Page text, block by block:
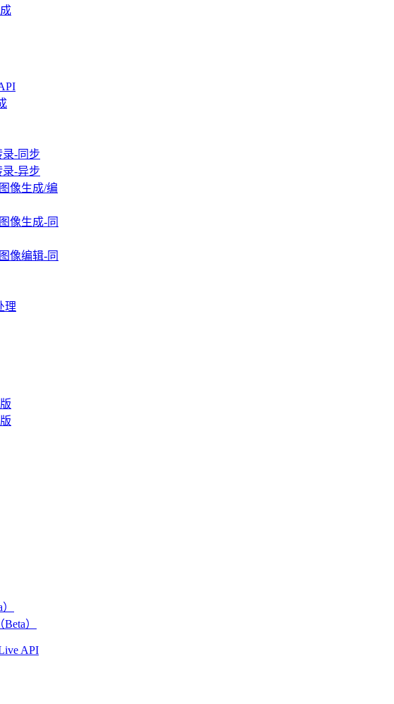
录-同步
录-异步
像生成/编
像生成-同
像编辑-同
理
）
API